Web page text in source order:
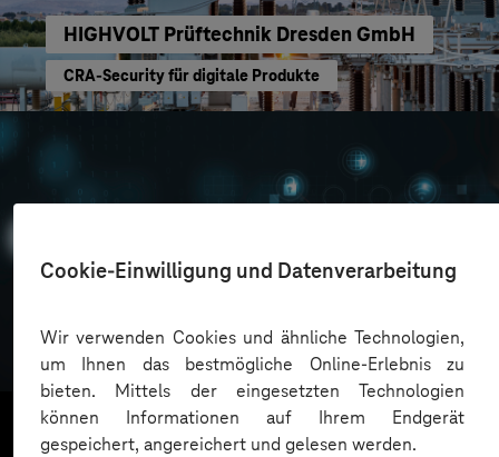
Cookie-Einwilligung und Datenverarbeitung
Wir verwenden Cookies und ähnliche Technologien,
um Ihnen das bestmögliche Online-Erlebnis zu
bieten. Mittels der eingesetzten Technologien
können Informationen auf Ihrem Endgerät
gespeichert, angereichert und gelesen werden.
HIGHVOLT Prüftechnik Dresden GmbH
CRA-Security für digitale Produkte
Sichere Cloud Transformation